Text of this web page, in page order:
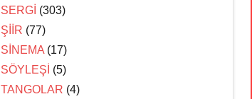
SERGİ (303)
ŞİİR (77)
SİNEMA (17)
SÖYLEŞİ (5)
TANGOLAR (4)